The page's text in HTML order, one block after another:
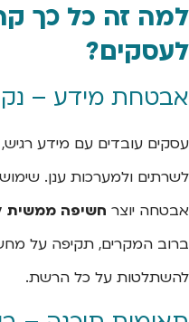
למה זה כל כך
לעסקים?
אבטחת מידע –
עסקים עובדים עם מידע
לשרתים ולמערכות ענן.
אבטחה יוצר חשיפה ממשית
ברוב המקרים, תקיפה על
להשתלטות על כל הרשת.